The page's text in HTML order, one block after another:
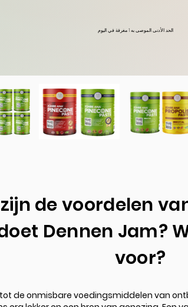
الحد الأدنى الموصى به 1 مغرفة في اليوم
de voordelen
Dennen Jam?
voor?
de onmisbare voedingsmiddelen van